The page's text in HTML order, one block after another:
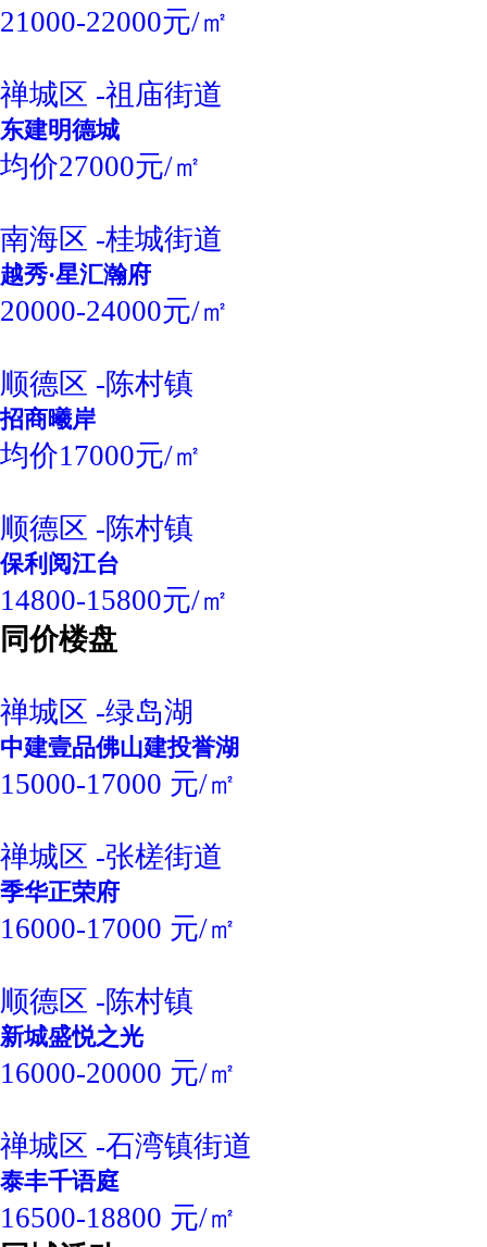
21000-22000元/㎡
禅城区 -祖庙街道
东建明德城
均价27000元/㎡
南海区 -桂城街道
越秀·星汇瀚府
20000-24000元/㎡
顺德区 -陈村镇
招商曦岸
均价17000元/㎡
顺德区 -陈村镇
保利阅江台
14800-15800元/㎡
同价楼盘
禅城区 -绿岛湖
中建壹品佛山建投誉湖
15000-17000 元/㎡
禅城区 -张槎街道
季华正荣府
16000-17000 元/㎡
顺德区 -陈村镇
新城盛悦之光
16000-20000 元/㎡
禅城区 -石湾镇街道
泰丰千语庭
16500-18800 元/㎡